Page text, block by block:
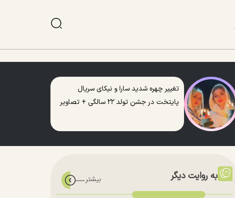
تغییر چهره شدید سارا و نیکای سریال
پایتخت در جشن تولد ۲۲ سالگی + تصاویر
به روایت دیگر